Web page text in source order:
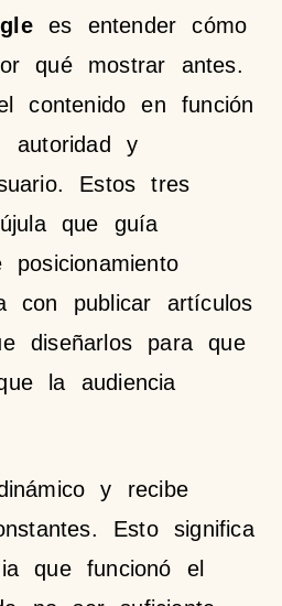
es entender cómo
qué mostrar antes.
contenido en función
autoridad y
Estos tres
que guía
con publicar artículos
diseñarlos para que
la audiencia
y recibe
Esto significa
que funcionó el